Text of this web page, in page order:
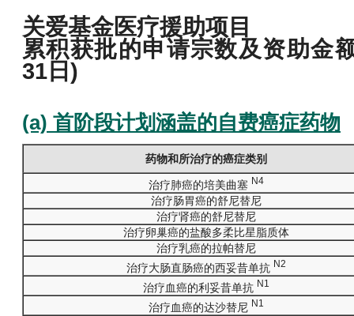
关爱基金医疗援助项目
累积获批的申请宗数及资助金
31日)
(a) 首阶段计划涵盖的自费癌症药物
药物和所治疗的癌症类别
治疗肺癌的培美曲塞 N4
治疗肠胃癌的舒尼替尼
治疗肾癌的舒尼替尼
治疗卵巢癌的盐酸多柔比星脂质体
治疗乳癌的拉帕替尼
治疗大肠直肠癌的西妥昔单抗 N2
治疗血癌的利妥昔单抗 N1
治疗血癌的达沙替尼 N1